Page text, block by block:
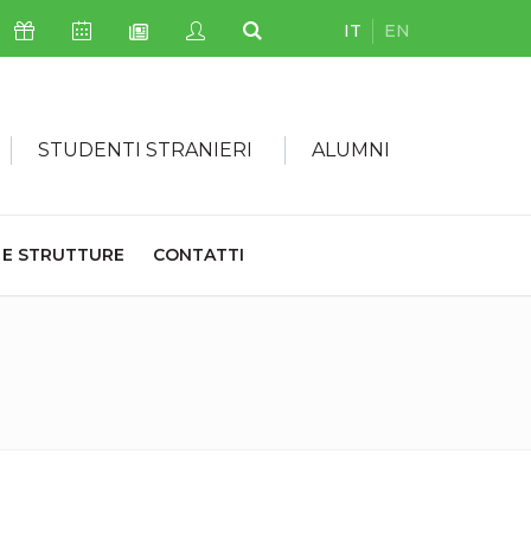
Icona SostieniciIcona Calendario Eventi
Icona Newsletter
Icona My Civica
Icona Cerca
IT EN
STUDENTI STRANIERI ALUMNI
STRUTTURE CONTATTI